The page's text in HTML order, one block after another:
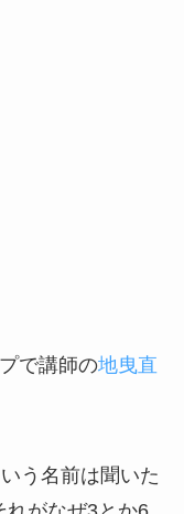
で講師の地曳直
う名前は聞いた